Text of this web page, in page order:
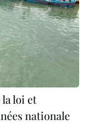
loi et
nationale